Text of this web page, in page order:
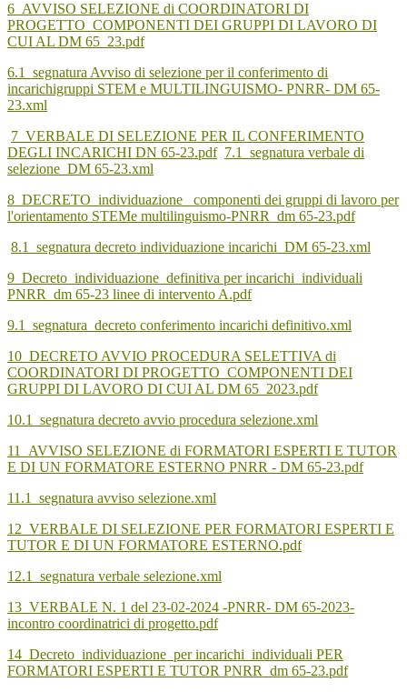
6_AVVISO SELEZIONE di COORDINATORI DI
PROGETTO_COMPONENTI DEI GRUPPI DI LAVORO DI
CUI AL DM 65_23.pdf
6.1_segnatura Avviso di selezione per il conferimento di
incarichigruppi STEM e MULTILINGUISMO- PNRR- DM 65-
23.xml
7_VERBALE DI SELEZIONE PER IL CONFERIMENTO
DEGLI INCARICHI DN 65-23.pdf 7.1_segnatura verbale di
selezione_DM 65-23.xml
8_DECRETO_individuazione_ componenti dei gruppi di lavoro per
l'orientamento STEMe multilinguismo-PNRR_dm 65-23.pdf
8.1_segnatura decreto individuazione incarichi_DM 65-23.xml
9_Decreto_individuazione_definitiva per incarichi_individuali
PNRR_dm 65-23 linee di intervento A.pdf
9.1_segnatura_decreto conferimento incarichi definitivo.xml
10_DECRETO AVVIO PROCEDURA SELETTIVA di
COORDINATORI DI PROGETTO_COMPONENTI DEI
GRUPPI DI LAVORO DI CUI AL DM 65_2023.pdf
10.1_segnatura decreto avvio procedura selezione.xml
11_AVVISO SELEZIONE di FORMATORI ESPERTI E TUTOR
E DI UN FORMATORE ESTERNO PNRR - DM 65-23.pdf
11.1_segnatura avviso selezione.xml
12_VERBALE DI SELEZIONE PER FORMATORI ESPERTI E
TUTOR E DI UN FORMATORE ESTERNO.pdf
12.1_segnatura verbale selezione.xml
13_VERBALE N. 1 del 23-02-2024 -PNRR- DM 65-2023-
incontro coordinatrici di progetto.pdf
14_Decreto_individuazione_per incarichi_individuali PER
FORMATORI ESPERTI E TUTOR PNRR_dm 65-23.pdf